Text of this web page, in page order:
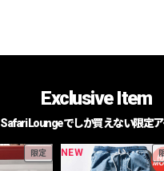
Exclusive Item
Safari Loungeでしか買えない限定
限定 NEW